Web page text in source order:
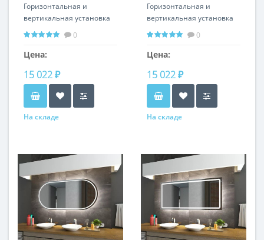
Горизонтальная и
вертикальная установка
0
Цена:
15 022 ₽
На складе
Горизонтальная и
вертикальная установка
0
Цена:
15 022 ₽
На складе